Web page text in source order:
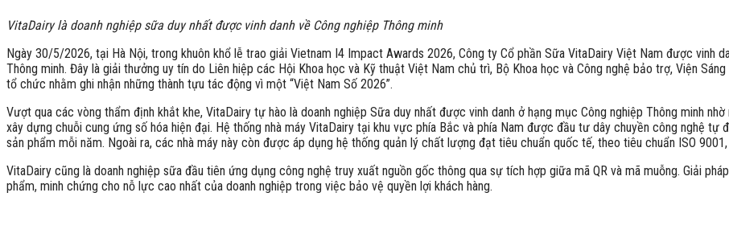
VitaDairy là doanh nghiệp sữa duy nhất được vinh danh về Công nghiệp Thông minh
Ngày 30/5/2026, tại Hà Nội, trong khuôn khổ lễ trao giải Vietnam I4 Impact Awards 2026, Công ty Cổ phần Sữa VitaDairy Việt Nam được vinh
Thông minh. Đây là giải thưởng uy tín do Liên hiệp các Hội Khoa học và Kỹ thuật Việt Nam chủ trì, Bộ Khoa học và Công nghệ bảo trợ, Viện
tổ chức nhằm ghi nhận những thành tựu tác động vì một “Việt Nam Số 2026”.
Vượt qua các vòng thẩm định khắt khe, VitaDairy tự hào là doanh nghiệp Sữa duy nhất được vinh danh ở hạng mục Công nghiệp Thông minh
xây dựng chuỗi cung ứng số hóa hiện đại. Hệ thống nhà máy VitaDairy tại khu vực phía Bắc và phía Nam được đầu tư dây chuyền công nghệ tự
sản phẩm mỗi năm. Ngoài ra, các nhà máy này còn được áp dụng hệ thống quản lý chất lượng đạt tiêu chuẩn quốc tế, theo tiêu chuẩn ISO
VitaDairy cũng là doanh nghiệp sữa đầu tiên ứng dụng công nghệ truy xuất nguồn gốc thông qua sự tích hợp giữa mã QR và mã muỗng. Giải
phẩm, minh chứng cho nỗ lực cao nhất của doanh nghiệp trong việc bảo vệ quyền lợi khách hàng.